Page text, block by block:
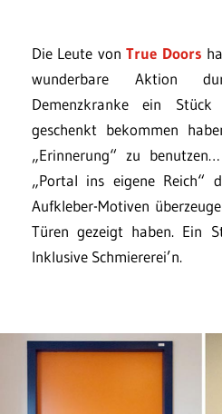
Die Leute vonTrue Doors
wunderbare Aktion
Demenzkranke ein Stück
geschenkt bekommen
„Erinnerung“ zu
„Portal ins eigene Reich“
Aufkleber-Motiven
Türen gezeigt haben. Ein
Inklusive Schmiererei’n.